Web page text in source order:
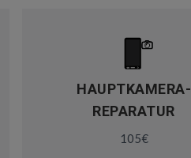
HAUPTKAMERA-
REPARATUR
105€